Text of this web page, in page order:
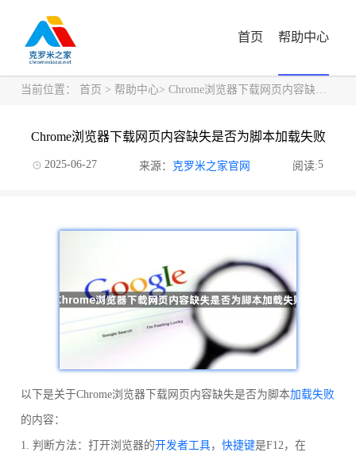
首页 帮助中心
当前位置： 首页 > 帮助中心> Chrome浏览器下载网页内容缺失是否为脚本加载失败
Chrome浏览器下载网页内容缺失是否为脚本加载失败
2025-06-27 来源： 克罗米之家官网 阅读:5
以下是关于Chrome浏览器下载网页内容缺失是否为脚本加载失败
的内容：
1. 判断方法：打开浏览器的开发者工具， 快捷键是F12，在